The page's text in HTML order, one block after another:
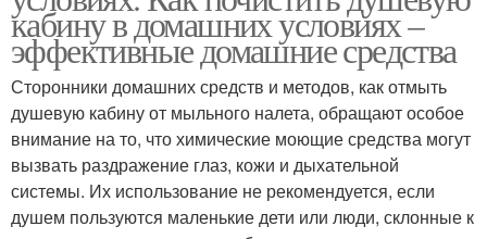
кабину в домашних условиях –
эффективные домашние средства
Сторонники домашних средств и методов, как отмыть
душевую кабину от мыльного налета, обращают особое
внимание на то, что химические моющие средства могут
вызвать раздражение глаз, кожи и дыхательной
системы. Их использование не рекомендуется, если
душем пользуются маленькие дети или люди, склонные к